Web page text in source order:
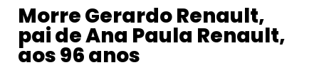
Morre Gerardo Renault,
pai de Ana Paula Renault,
aos 96 anos